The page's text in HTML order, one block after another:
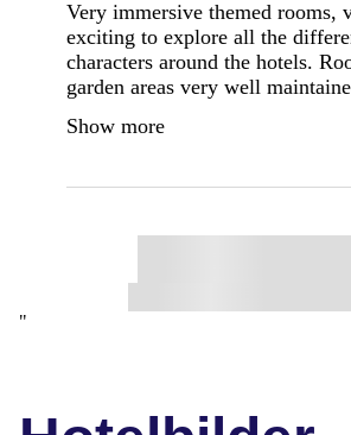
Very immersive themed rooms,
exciting to explore all the
characters around the hotels.
garden areas very well
Show more
"